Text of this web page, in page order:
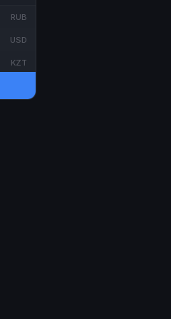
RUB
USD
KZT